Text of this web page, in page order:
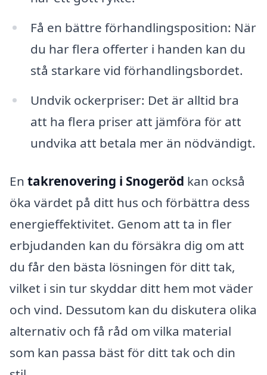
Få en bättre förhandlingsposition: När
du har flera offerter i handen kan du
stå starkare vid förhandlingsbordet.
Undvik ockerpriser: Det är alltid bra
att ha flera priser att jämföra för att
undvika att betala mer än nödvändigt.
En takrenovering i Snogeröd kan också
öka värdet på ditt hus och förbättra dess
energieffektivitet. Genom att ta in fler
erbjudanden kan du försäkra dig om att
du får den bästa lösningen för ditt tak,
vilket i sin tur skyddar ditt hem mot väder
och vind. Dessutom kan du diskutera olika
alternativ och få råd om vilka material
som kan passa bäst för ditt tak och din